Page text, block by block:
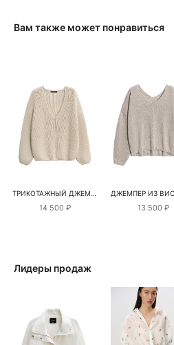
Вам также может понравиться
ТРИКОТАЖНЫЙ ДЖЕМПЕР ИЗ ХЛОПКА С V-ОБРАЗНЫМ ВЫРЕЗОМ
14 500 ₽ 13 500 ₽
Лидеры продаж